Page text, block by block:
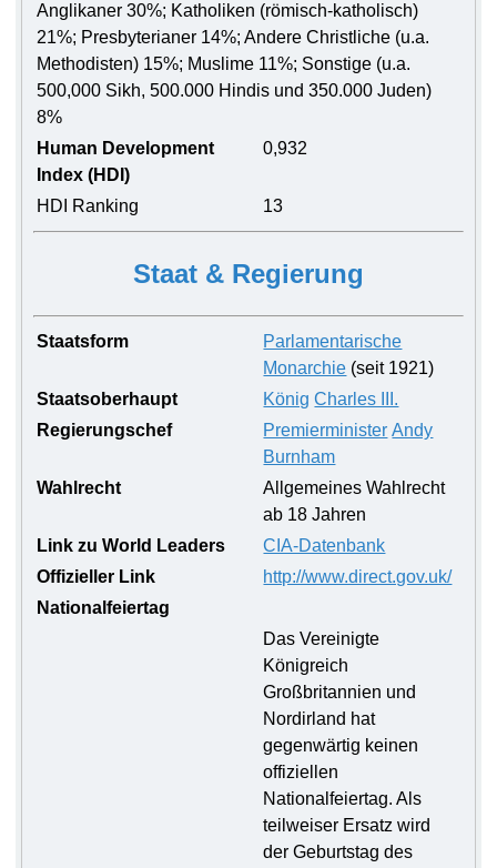
Anglikaner 30%; Katholiken (römisch-katholisch)
21%; Presbyterianer 14%; Andere Christliche (u.a.
Methodisten) 15%; Muslime 11%; Sonstige (u.a.
500,000 Sikh, 500.000 Hindis und 350.000 Juden)
8%
Human Development
Index (HDI)
0,932
HDI Ranking 13
Staat & Regierung
Staatsform
Parlamentarische
Monarchie (seit 1921)
Staatsoberhaupt
König Charles III.
Regierungschef
Premierminister Andy
Burnham
Wahlrecht
Allgemeines Wahlrecht
ab 18 Jahren
Link zu World Leaders
CIA-Datenbank
Offizieller Link
http://www.direct.gov.uk/
Nationalfeiertag
Das Vereinigte
Königreich
Großbritannien und
Nordirland hat
gegenwärtig keinen
offiziellen
Nationalfeiertag. Als
teilweiser Ersatz wird
der Geburtstag des